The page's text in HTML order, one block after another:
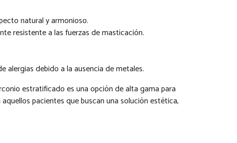
natural y armonioso.
resistente a las fuerzas de masticación.
alergias debido a la ausencia de metales.
estratificado es una opción de alta gama para
pacientes que buscan una solución estética,